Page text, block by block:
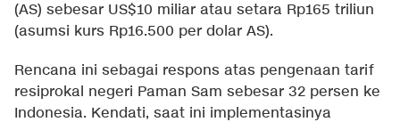
(AS) sebesar US$10 miliar atau setara Rp165 triliun
(asumsi kurs Rp16.500 per dolar AS).
Rencana ini sebagai respons atas pengenaan tarif
resiprokal negeri Paman Sam sebesar 32 persen ke
Indonesia. Kendati, saat ini implementasinya